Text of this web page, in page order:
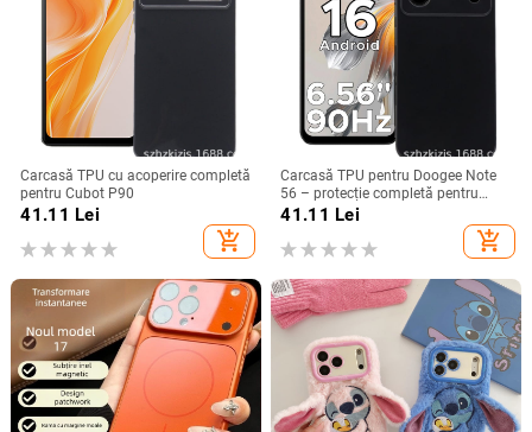
Carcasă TPU cu acoperire completă
pentru Cubot P90
41.11 Lei
add_shopping_cart
Carcasă TPU pentru Doogee Note
56 – protecție completă pentru
Note 56, Plus și Pro, realizată
41.11 Lei
add_shopping_cart